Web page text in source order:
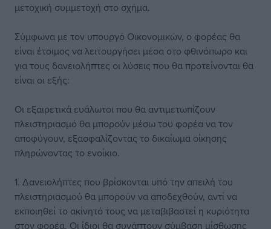
μετοχική συμμετοχή στο σχήμα.
Σύμφωνα με τον υπουργό Οικονομικών, ο φορέας θα
είναι έτοιμος να λειτουργήσει μέσα στο φθινόπωρο και
για τους δανειολήπτες οι λύσεις που θα προτείνονται θα
είναι οι εξής:
Οι εξαιρετικά ευάλωτοι που θα αντιμετωπίζουν
πλειστηριασμό θα μπορούν μέσω του φορέα να τον
αποφύγουν, εξασφαλίζοντας το δικαίωμα οίκησης
πληρώνοντας το ενοίκιο.
1. Δανειολήπτες που βρίσκονται υπό την απειλή του
πλειστηριασμού θα μπορούν να αποδεχθούν, αντί να
εκποιηθεί το ακίνητό τους να μεταβιβαστεί η κυριότητα
στον φορέα. Οι ίδιοι θα συνάπτουν σύμβαση μίσθωσης